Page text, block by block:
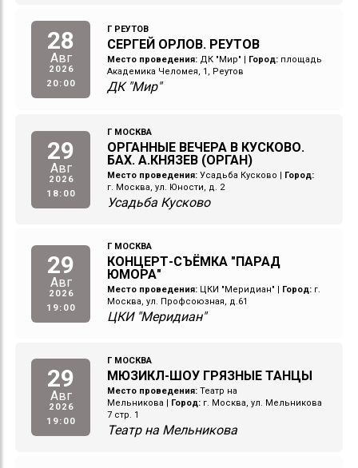
28
Авг
2026
20:00
Г РЕУТОВ
СЕРГЕЙ ОРЛОВ. РЕУТОВ
Место проведения: ДК "Мир" | Город: площадь
Академика Челомея, 1, Реутов
ДК "Мир"
29
Авг
2026
18:00
Г МОСКВА
ОРГАННЫЕ ВЕЧЕРА В КУСКОВО.
БАХ. А.КНЯЗЕВ (ОРГАН)
Место проведения: Усадьба Кусково
Город:
г. Москва, ул. Юности, д. 2
Усадьба Кусково
29
Авг
2026
19:00
Г МОСКВА
КОНЦЕРТ-СЪЁМКА "ПАРАД
ЮМОРА"
Место проведения: ЦКИ "Меридиан" Город: г.
Москва, ул. Профсоюзная, д.61
ЦКИ "Меридиан"
29
Авг
2026
19:00
Г МОСКВА
МЮЗИКЛ-ШОУ ГРЯЗНЫЕ ТАНЦЫ
Место проведения: Театр на
Мельникова
Город: г. Москва, ул. Мельникова
7 стр. 1
Театр на Мельникова